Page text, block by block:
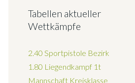
Tabellen aktueller
Wettkämpfe
2.40 Sportpistole Bezirk
1.80 Liegendkampf 1t
Mannschaft Kreisklasse